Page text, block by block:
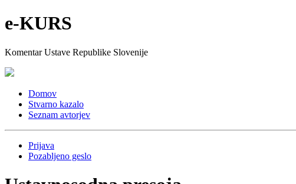
e-KURS
Komentar Ustave Republike Slovenije
Domov
Stvarno kazalo
Seznam avtorjev
Prijava
Pozabljeno geslo